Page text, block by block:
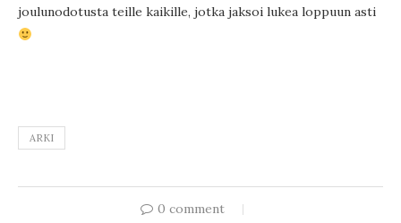
joulunodotusta teille kaikille, jotka jaksoi lukea loppuun asti
ARKI
0 comment